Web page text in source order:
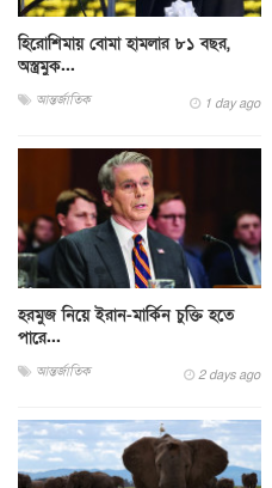
হিরোশিমায় বোমা হামলার ৮১ বছর,
অস্ত্রমুক...
আন্তর্জাতিক 1 day ago
হরমুজ নিয়ে ইরান-মার্কিন চুক্তি হতে
পারে...
আন্তর্জাতিক 2 days ago